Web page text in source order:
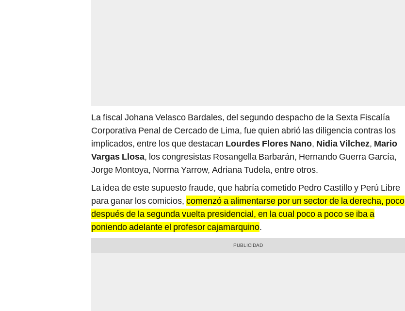
La fiscal Johana Velasco Bardales, del segundo despacho de la Sexta Fiscalía
Corporativa Penal de Cercado de Lima, fue quien abrió las diligencia contras los
implicados, entre los que destacan Lourdes Flores Nano, Nidia Vilchez, Mario
Vargas Llosa, los congresistas Rosangella Barbarán, Hernando Guerra García,
Jorge Montoya, Norma Yarrow, Adriana Tudela, entre otros.
La idea de este supuesto fraude, que habría cometido Pedro Castillo y Perú Libre
para ganar los comicios, comenzó a alimentarse por un sector de la derecha, poco
después de la segunda vuelta presidencial, en la cual poco a poco se iba a
poniendo adelante el profesor cajamarquino.